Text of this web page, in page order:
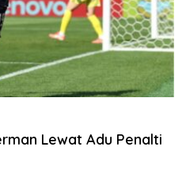
Lewat Adu Penalti